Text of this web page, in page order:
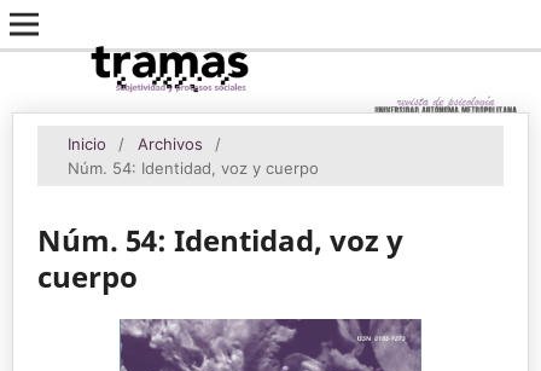
Inicio / Archivos
/
Núm. 54: Identidad, voz y cuerpo
Núm. 54: Identidad, voz y
cuerpo